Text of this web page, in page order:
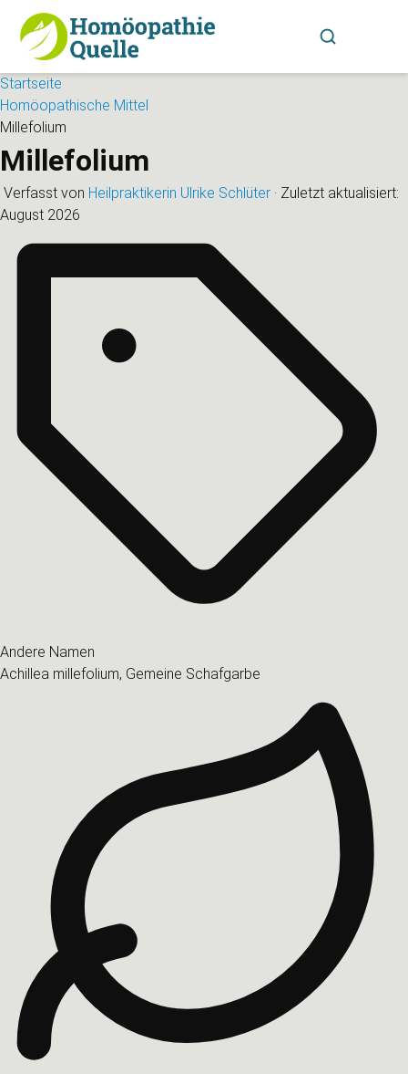
Startseite
Homöopathische Mittel
Millefolium
Millefolium
Verfasst von Heilpraktikerin Ulrike Schlüter · Zuletzt aktualisiert:
August 2026
Andere Namen
Achillea millefolium, Gemeine Schafgarbe